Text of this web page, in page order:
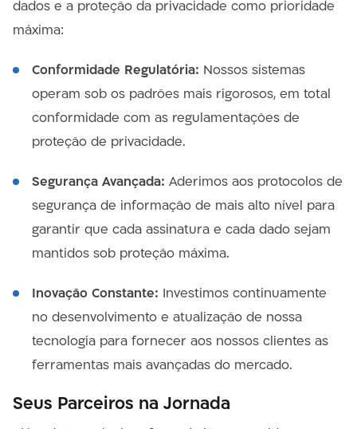
dados e a proteção da privacidade como prioridade
máxima:
Conformidade Regulatória: Nossos sistemas
operam sob os padrões mais rigorosos, em total
conformidade com as regulamentações de
proteção de privacidade.
Segurança Avançada: Aderimos aos protocolos de
segurança de informação de mais alto nível para
garantir que cada assinatura e cada dado sejam
mantidos sob proteção máxima.
Inovação Constante: Investimos continuamente
no desenvolvimento e atualização de nossa
tecnologia para fornecer aos nossos clientes as
ferramentas mais avançadas do mercado.
Seus Parceiros na Jornada